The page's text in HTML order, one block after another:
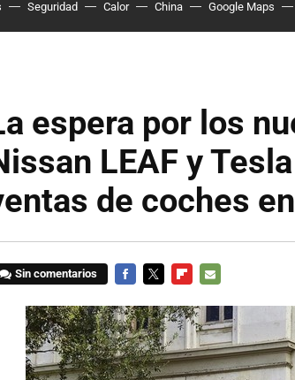
Seguridad Calor China Google Maps
espera por los
LEAF y
de coches
Sin comentarios
MAIL